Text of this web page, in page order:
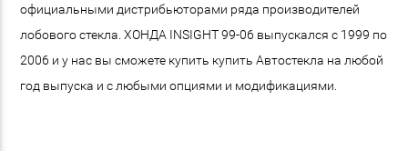
официальными дистрибьюторами ряда производителей
лобового стекла. ХОНДА INSIGHT 99-06 выпускался с 1999 по
2006 и у нас вы сможете купить купить Автостекла на любой
год выпуска и с любыми опциями и модификациями.